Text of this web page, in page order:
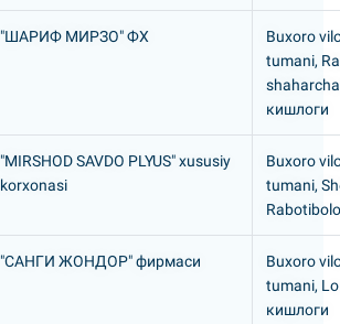
"ШАРИФ МИРЗО" ФХ
Buxoro
tumani,
кишлоги
"MIRSHOD SAVDO PLYUS" xususiy
korxonasi
Buxoro
tumani,
"САHГИ ЖОHДОР" фирмаси
Buxoro
tumani,
кишлоги